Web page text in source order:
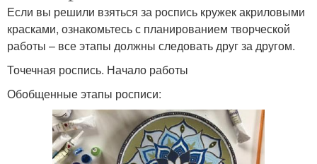
Если вы решили взяться за роспись кружек акриловыми
красками, ознакомьтесь с планированием творческой
работы – все этапы должны следовать друг за другом.
Точечная роспись. Начало работы
Обобщенные этапы росписи: